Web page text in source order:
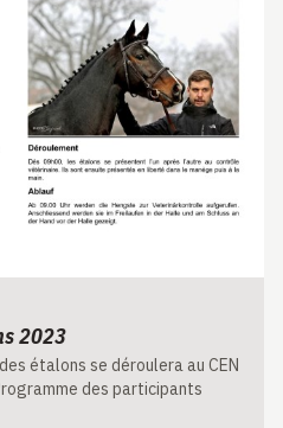
2023
étalons se déroulera au CEN
des participants